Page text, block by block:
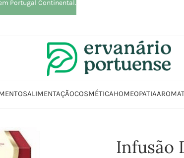
ALIMENTAÇÃOCOSMÉTICAHOMEOPATIA
Infusão
Portugal Continental.